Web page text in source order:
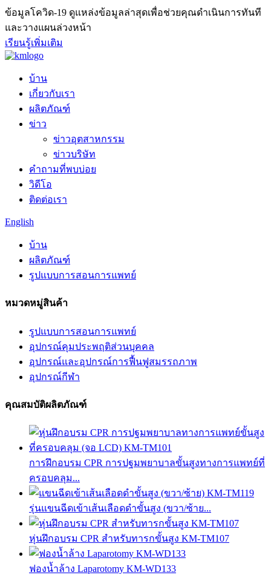
ข้อมูลโควิด-19 ดูแหล่งข้อมูลล่าสุดเพื่อช่วยคุณดำเนินการทันที
และวางแผนล่วงหน้า
เรียนรู้เพิ่มเติม
บ้าน
เกี่ยวกับเรา
ผลิตภัณฑ์
ข่าว
ข่าวอุตสาหกรรม
ข่าวบริษัท
คำถามที่พบบ่อย
วิดีโอ
ติดต่อเรา
English
บ้าน
ผลิตภัณฑ์
รูปแบบการสอนการแพทย์
หมวดหมู่สินค้า
รูปแบบการสอนการแพทย์
อุปกรณ์คุมประพฤติส่วนบุคคล
อุปกรณ์และอุปกรณ์การฟื้นฟูสมรรถภาพ
อุปกรณ์กีฬา
คุณสมบัติผลิตภัณฑ์
การฝึกอบรม CPR การปฐมพยาบาลขั้นสูงทางการแพทย์ที่
ครอบคลุม...
รุ่นแขนฉีดเข้าเส้นเลือดดำขั้นสูง (ขวา/ซ้าย...
หุ่นฝึกอบรม CPR สำหรับทารกขั้นสูง KM-TM107
ฟองน้ำล้าง Laparotomy KM-WD133